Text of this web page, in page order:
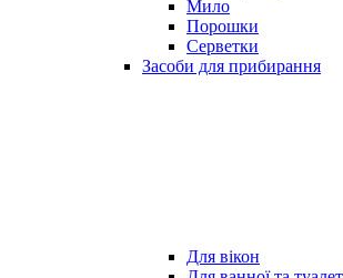
Мило
Порошки
Серветки
Засоби для прибирання
Для вікон